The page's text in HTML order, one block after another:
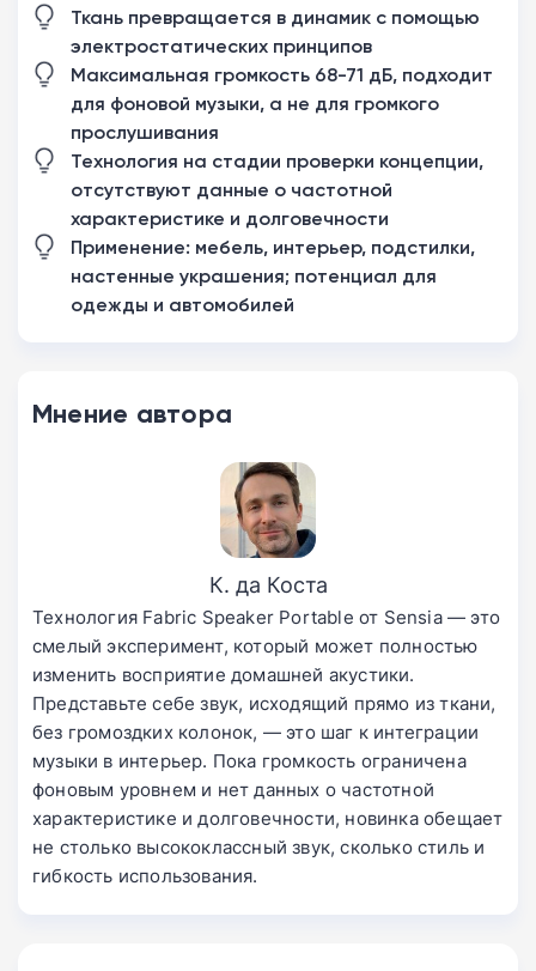
Ткань превращается в динамик с помощью
электростатических принципов
Максимальная громкость 68-71 дБ, подходит
для фоновой музыки, а не для громкого
прослушивания
Технология на стадии проверки концепции,
отсутствуют данные о частотной
характеристике и долговечности
Применение: мебель, интерьер, подстилки,
настенные украшения; потенциал для
одежды и автомобилей
Мнение автора
К. да Коста
Технология Fabric Speaker Portable от Sensia — это
смелый эксперимент, который может полностью
изменить восприятие домашней акустики.
Представьте себе звук, исходящий прямо из ткани,
без громоздких колонок, — это шаг к интеграции
музыки в интерьер. Пока громкость ограничена
фоновым уровнем и нет данных о частотной
характеристике и долговечности, новинка обещает
не столько высококлассный звук, сколько стиль и
гибкость использования.